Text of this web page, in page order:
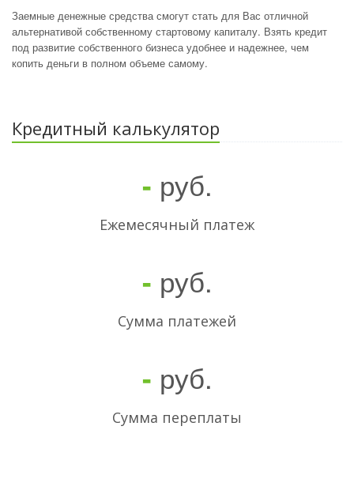
Заемные денежные средства смогут стать для Вас отличной
альтернативой собственному стартовому капиталу. Взять кредит
под развитие собственного бизнеса удобнее и надежнее, чем
копить деньги в полном объеме самому.
Кредитный калькулятор
- руб.
Ежемесячный платеж
- руб.
Cумма платежей
- руб.
Сумма переплаты